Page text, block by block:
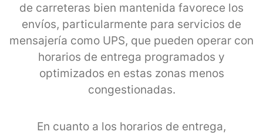
de carreteras bien mantenida favorece los
envíos, particularmente para servicios de
mensajería como UPS, que pueden operar con
horarios de entrega programados y
optimizados en estas zonas menos
congestionadas.
En cuanto a los horarios de entrega,